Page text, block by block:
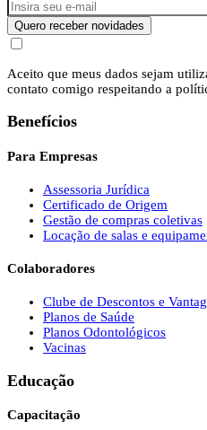
Quero receber novidades
Aceito que meus dados sejam
contato comigo respeitando a
Benefícios
Para Empresas
Assessoria Jurídica
Certificado de Origem
Gestão de compras coletivas
Locação de salas e
Colaboradores
Clube de Descontos e
Planos de Saúde
Planos Odontológicos
Vacinas
Educação
Capacitação